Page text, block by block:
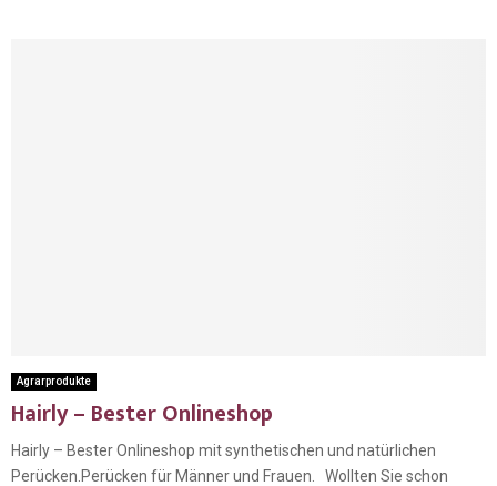
Agrarprodukte
Hairly – Bester Onlineshop
Hairly – Bester Onlineshop mit synthetischen und natürlichen
Perücken.Perücken für Männer und Frauen. Wollten Sie schon